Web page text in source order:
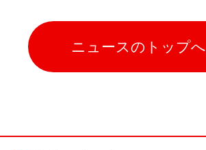
ニュースのトップ